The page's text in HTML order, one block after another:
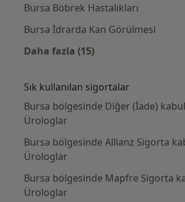
Bursa Böbrek Hastalıkları
Bursa İdrarda Kan Görülmesi
Daha fazla (15)
Sık kullanılan sigortalar
Bursa bölgesinde Diğer (İade)
Ürologlar
Bursa bölgesinde Allianz Sigorta
Ürologlar
Bursa bölgesinde Mapfre Sigorta
Ürologlar